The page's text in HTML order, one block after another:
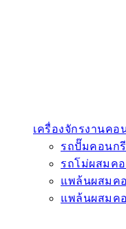
เครื่องจักรงานคอ
รถปั๊มคอนก
รถโม่ผสมค
แพล้นผสมค
แพล้นผสมค